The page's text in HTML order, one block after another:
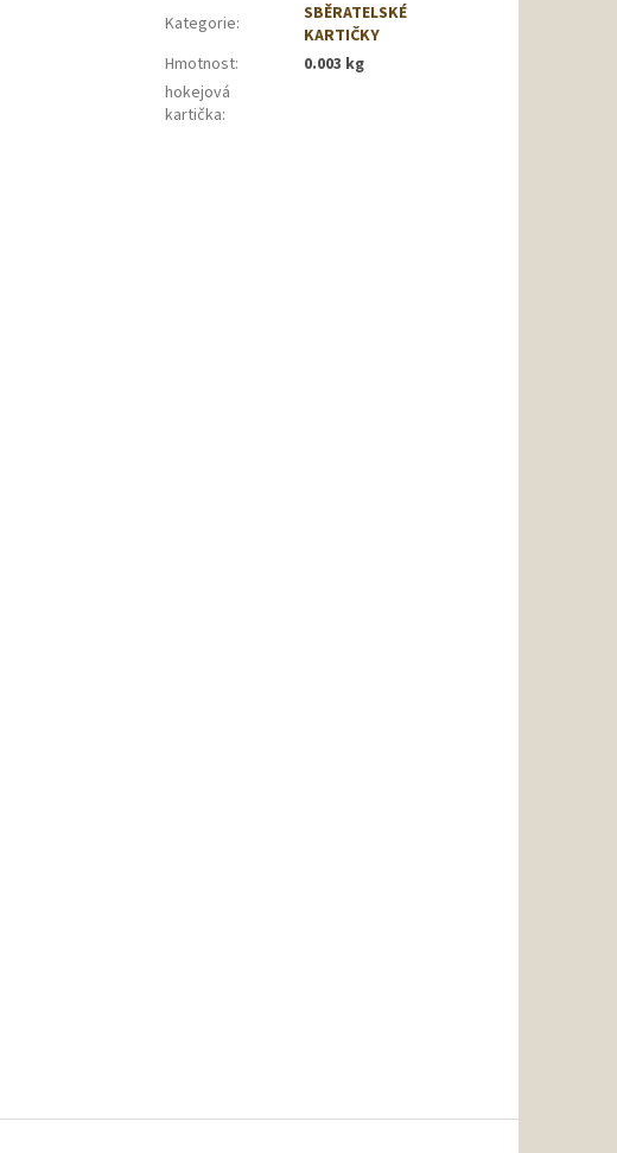
Kategorie:
SBĚRATELSKÉ
KARTIČKY
Hmotnost:
0.003 kg
hokejová
kartička: